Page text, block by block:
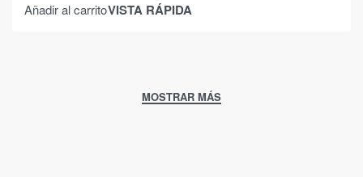
Añadir al carritoVISTA RÁPIDA